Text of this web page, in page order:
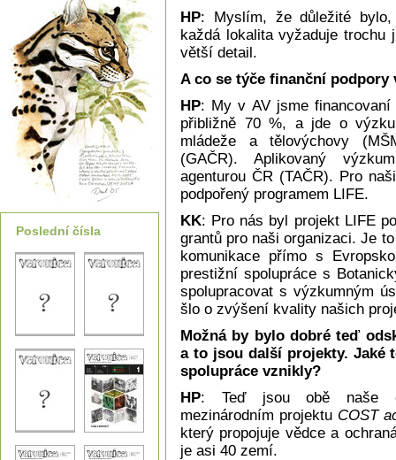
Poslední čísla
HP: Myslím, že důležité
každá lokalita vyžaduje
větší detail.
A co se týče finanční podpory
HP: My v AV jsme
přibližně 70 %, a jde o
mládeže a tělovýchovy
(GAČR). Aplikovaný
agenturou ČR (TAČR). Pro
podpořený programem LIFE.
KK: Pro nás byl projekt LIFE
grantů pro naši organizaci. Je
komunikace přímo s
prestižní spolupráce s
spolupracovat s výzkumným
šlo o zvýšení kvality našich
Možná by bylo dobré teď
a to jsou další projekty. Jaké
spolupráce vznikly?
HP: Teď jsou obě naše
mezinárodním projektu COST
který propojuje vědce a
je asi 40 zemí.